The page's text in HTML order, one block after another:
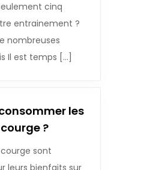
cinq
entrainement ?
nombreuses
Il est temps […]
les
?
sont
leurs bienfaits sur